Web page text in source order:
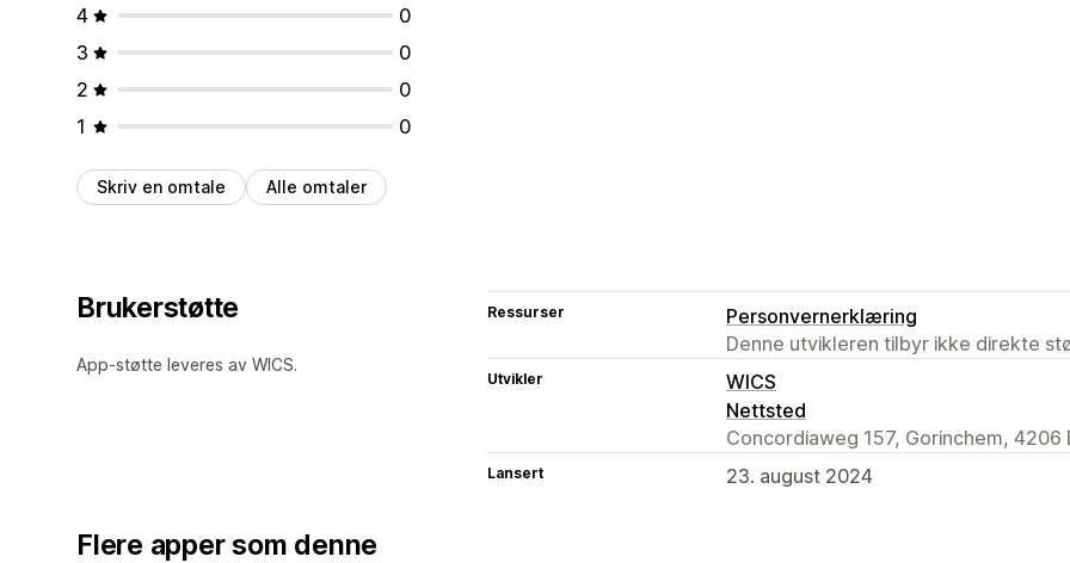
4
0
3
0
2
0
1
0
Skriv en omtale Alle omtaler
Brukerstøtte
App-støtte leveres av WICS.
Ressurser
Personvernerklæring
Denne utvikleren tilbyr ikke direkte
Utvikler
WICS
Nettsted
Concordiaweg 157, Gorinchem, 4206
Lansert 23. august 2024
Flere apper som denne